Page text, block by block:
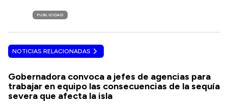
PUBLICIDAD
NOTICIAS RELACIONADAS
Gobernadora convoca a jefes de agencias para
trabajar en equipo las consecuencias de la sequía
severa que afecta la isla